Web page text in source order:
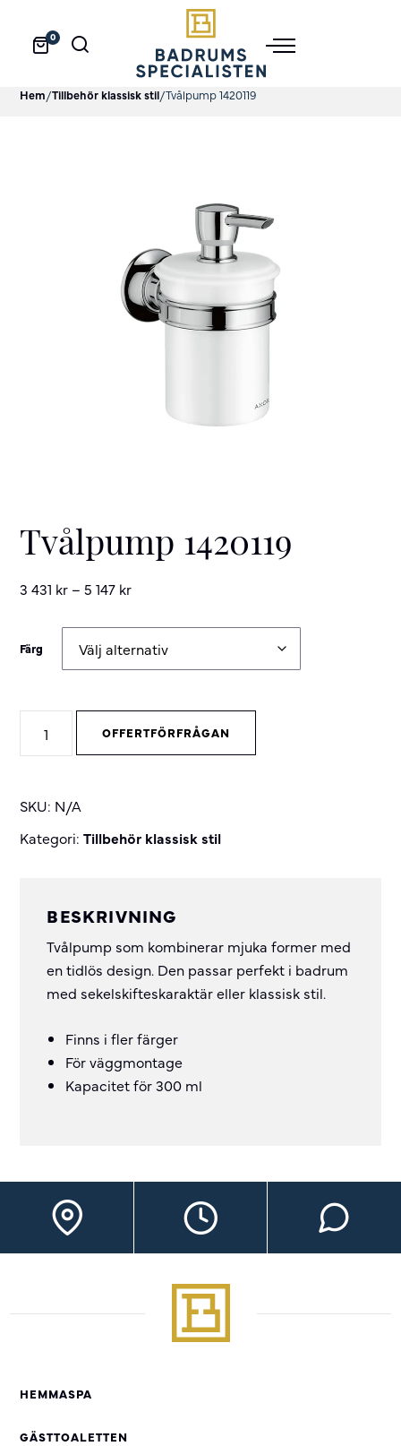
0
Hem/Tillbehör klassisk stil/Tvålpump 1420119
Tvålpump 1420119
3 431 kr –5 147 kr
Färg
1420119
OFFERTFÖRFRÅGAN
SKU: N/A
Kategori:Tillbehör klassisk stil
BESKRIVNING
Tvålpump som kombinerar mjuka former med
en tidlös design. Den passar perfekt i badrum
med sekelskifteskaraktär eller klassisk stil.
Finns i fler färger
För väggmontage
Kapacitet för 300 ml
HEMMASPA
GÄSTTOALETTEN